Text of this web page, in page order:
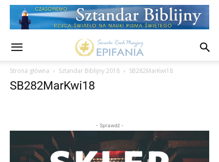
Strona główna Sztandar Biblijny 2018 SB282MarKwi18
SB282MarKwi18
- Sprawdź -